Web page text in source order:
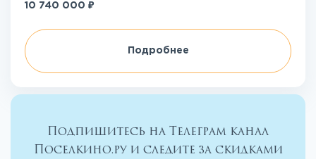
10 740 000 ₽
Подробнее
Подпишитесь на Телеграм канал
Поселкино.ру и следите за скидками